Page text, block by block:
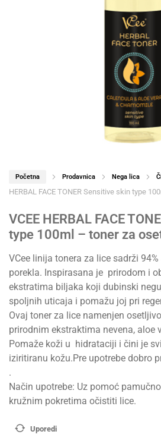
Početna Prodavnica Nega lica
HERBAL FACE TONER Sensitive skin type
VCEE HERBAL FACE
type 100ml – toner za
VCee linija tonera za lice sadrži
porekla. Inspirasana je prirodom i
ekstratima biljaka koji dubinski
spoljnih uticaja i pomažu joj pri
Ovaj toner za lice namenjen
prirodnim ekstraktima nevena, aloe
Pomaže koži u hidrataciji i čini je
iziritiranu kožu.Pre upotrebe dobro
.
Način upotrebe: Uz pomoć
kružnim pokretima očistiti lice.
Uporedi